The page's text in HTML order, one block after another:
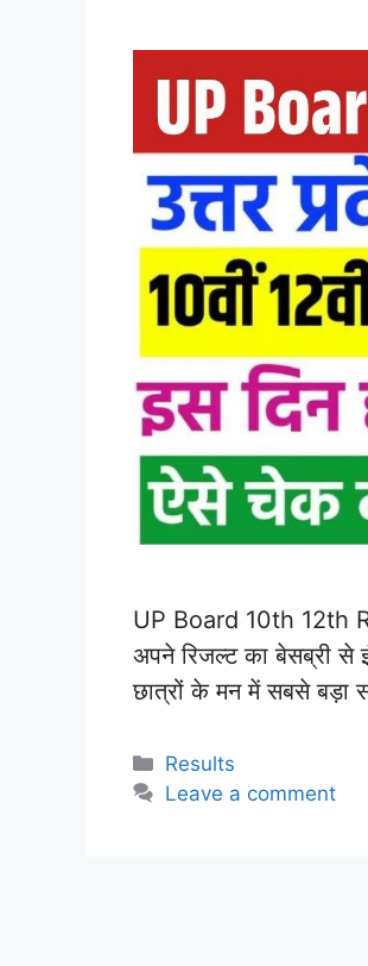
UP Board 10th 12th
अपने रिजल्ट का बेसब्री से
छात्रों के मन में सबसे बड़ा
Categories
Results
Leave a comment